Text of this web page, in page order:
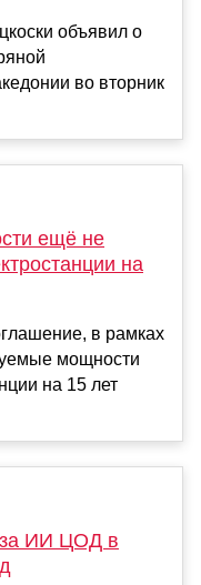
объявил о
во вторник
ещё не
на
в рамках
мощности
на 15 лет
за ИИ ЦОД в